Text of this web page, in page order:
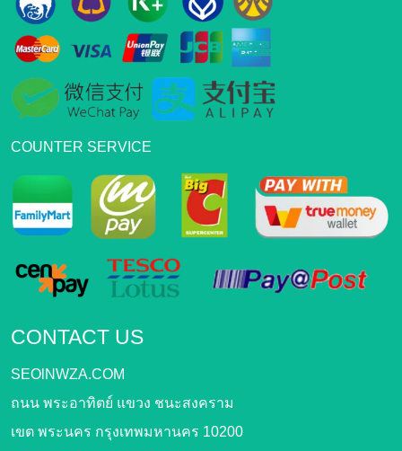
COUNTER SERVICE
CONTACT US
SEOlNWZA.COM
ถนน พระอาทิตย์ แขวง ชนะสงคราม
เขต พระนคร กรุงเทพมหานคร 10200